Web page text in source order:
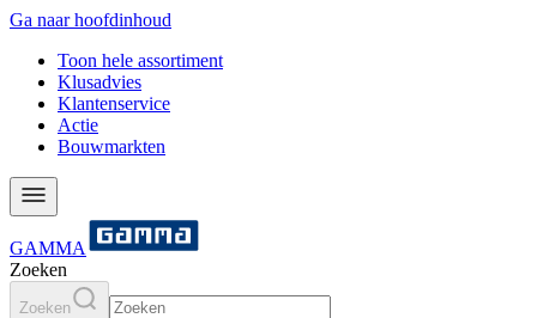
Ga naar hoofdinhoud
Toon hele assortiment
Klusadvies
Klantenservice
Actie
Bouwmarkten
GAMMA
Zoeken
Zoeken